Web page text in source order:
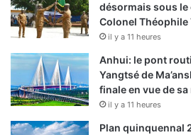
désormais sous
Colonel Théophile
il y a 11 heures
Anhui: le pont
Yangtsé de
finale en vue de
il y a 11 heures
Plan quinquennal